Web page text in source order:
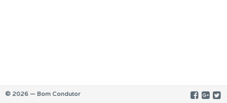
© 2026 — Bom Condutor